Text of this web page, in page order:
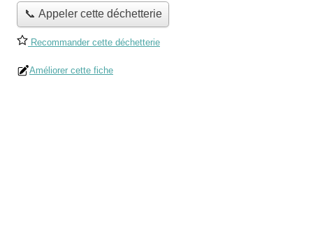
📞 Appeler cette déchetterie
Recommander cette déchetterie
Améliorer cette fiche